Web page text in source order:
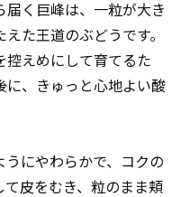
届く巨峰は、一粒が大き
た王道のぶどうです。
控えめにして育てるた
に、きゅっと心地よい酸
にやわらかで、コクの
皮をむき、粒のまま頬